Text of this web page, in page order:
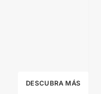
DESCUBRA MÁS